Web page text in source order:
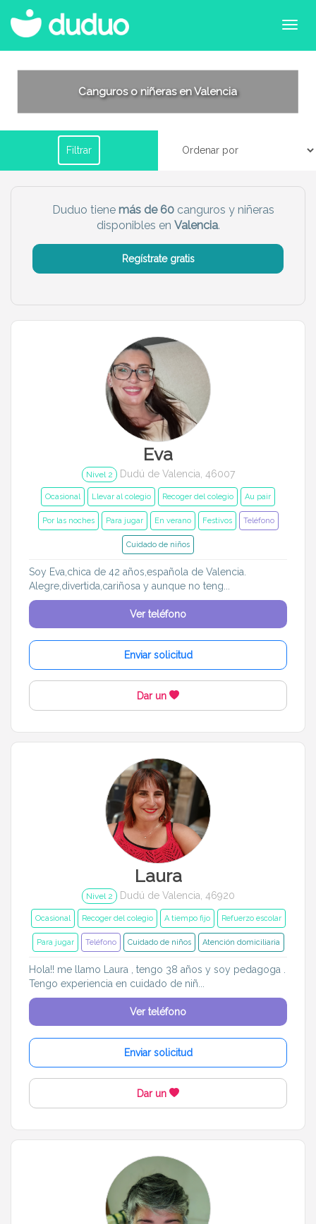
Canguros o niñeras en Valencia
Filtrar
Filtrar por horario
Tu dudú ideal
Chico Chica
Más servicio del dudú
Canguro Profesor
Entrenador Asistente
Recoger del colegio
Por las noches Para jugar
En verano Festivos
Edades de mis pequeños
Menos de 6 meses 6 meses a 1 año
Idiomas del dudú
Duduo tiene más de 60 canguros y niñeras
disponibles en Valencia.
Regístrate gratis
Eva
Nivel 2 Dudú de Valencia, 46007
Ocasional Llevar al colegio Recoger del colegio Au pair
Por las noches Para jugar En verano Festivos Teléfono
Cuidado de niños
Soy Eva,chica de 42 años,española de Valencia.
Alegre,divertida,cariñosa y aunque no teng...
Ver teléfono
Enviar solicitud
Dar un
Laura
Nivel 2 Dudú de Valencia, 46920
Ocasional Recoger del colegio A tiempo fijo Refuerzo escolar
Para jugar Teléfono Cuidado de niños Atención domiciliaria
Hola!! me llamo Laura , tengo 38 años y soy pedagoga .
Tengo experiencia en cuidado de niñ...
Ver teléfono
Enviar solicitud
Dar un